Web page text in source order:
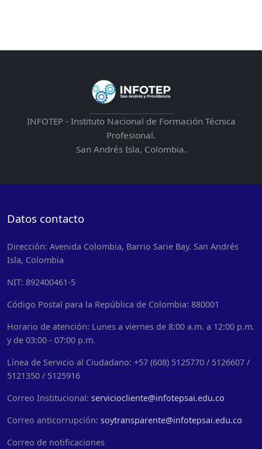
INFOTEP - Instituto Nacional de Formación Técnica
Profesional.
San Andrés Isla, Colombia.
Datos contacto
Dirección: Avenida Colombia, Barrio Sarie Bay. San Andrés
Isla, Colombia
NIT: 892400461-5
Código Postal para la República de Colombia: 880001
Horario de atención: Lunes a viernes de 8:00 a.m. a 12:00 p.m.
y de 03:00 - 07:00 p.m.
Línea de Servicio al Ciudadano: +57 (608) 5125770 / 5126607 /
5121350 / 5125916
Correo Institucional: serviciocliente@infotepsai.edu.co
Correo anticorrupción: soytransparente@infotepsai.edu.co
Correo de notificaciones